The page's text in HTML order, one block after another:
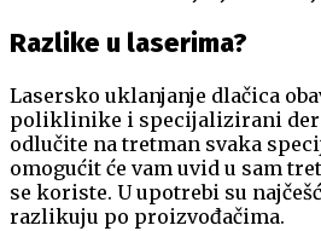
Razlike u laserima?
Lasersko uklanjanje dlačica
poliklinike i specijalizirani
odlučite na tretman svaka
omogućit će vam uvid u sam
se koriste. U upotrebi su
razlikuju po proizvođačima.